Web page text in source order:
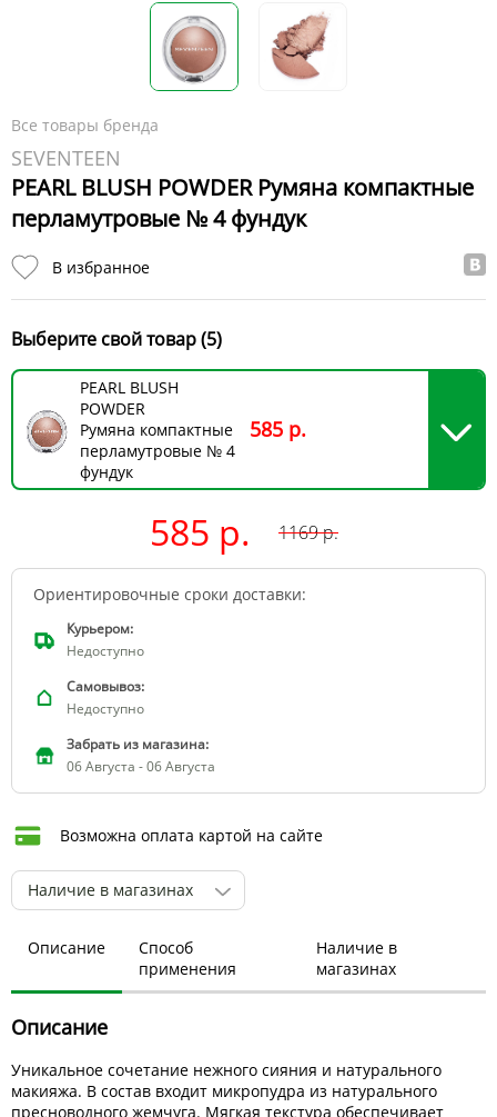
Все товары бренда
SEVENTEEN
PEARL BLUSH POWDER Румяна компактные
перламутровые № 4 фундук
В избранное
Выберите свой товар (5)
PEARL BLUSH
POWDER
Румяна компактные
перламутровые № 4
фундук
585 р.
585 р. 1169р.
Ориентировочные сроки доставки:
Курьером:
Недоступно
Самовывоз:
Недоступно
Забрать из магазина:
06 Августа - 06 Августа
Возможна оплата картой на сайте
Наличие в магазинах
Описание
Способ
применения
Наличие в
магазинах
Описание
Уникальное сочетание нежного сияния и натурального
макияжа. В состав входит микропудра из натурального
пресноводного жемчуга. Мягкая текстура обеспечивает